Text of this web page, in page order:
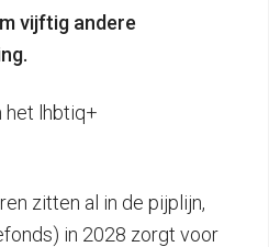
vijftig andere
het lhbtiq+
zitten al in de pijplijn,
in 2028 zorgt voor